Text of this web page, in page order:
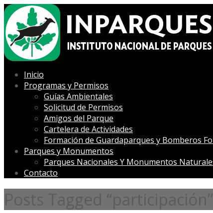
Inicio
Programas y Permisos
Guías Ambientales
Solicitud de Permisos
Amigos del Parque
Cartelera de Actividades
Formación de Guardaparques y Bomberos
Parques y Monumentos
Parques Nacionales Y Monumentos
Contacto
Posts Tagged “participación”